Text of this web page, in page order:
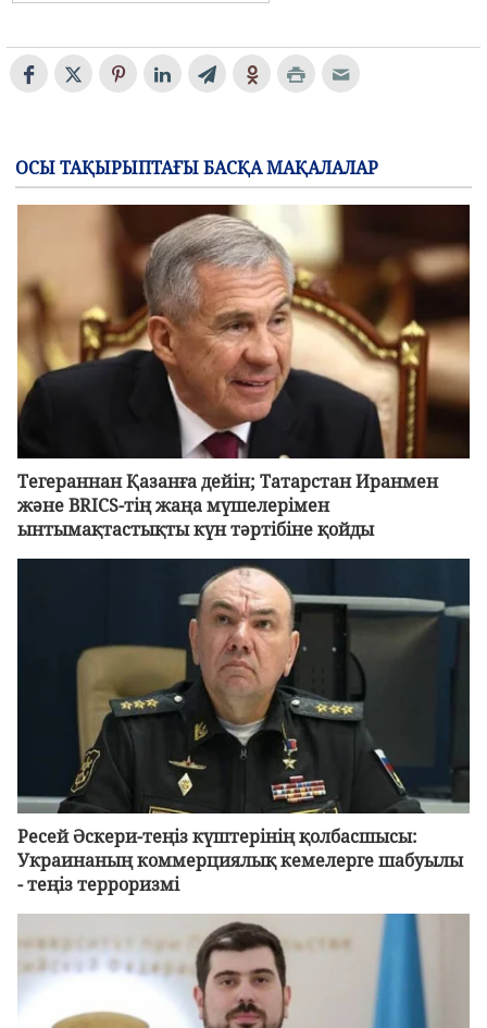
ОСЫ ТАҚЫРЫПТАҒЫ БАСҚА МАҚАЛАЛАР
Тегераннан Қазанға дейін; Татарстан Иранмен
және BRICS-тің жаңа мүшелерімен
ынтымақтастықты күн тәртібіне қойды
Ресей Әскери-теңіз күштерінің қолбасшысы:
Украинаның коммерциялық кемелерге шабуылы
- теңіз терроризмі